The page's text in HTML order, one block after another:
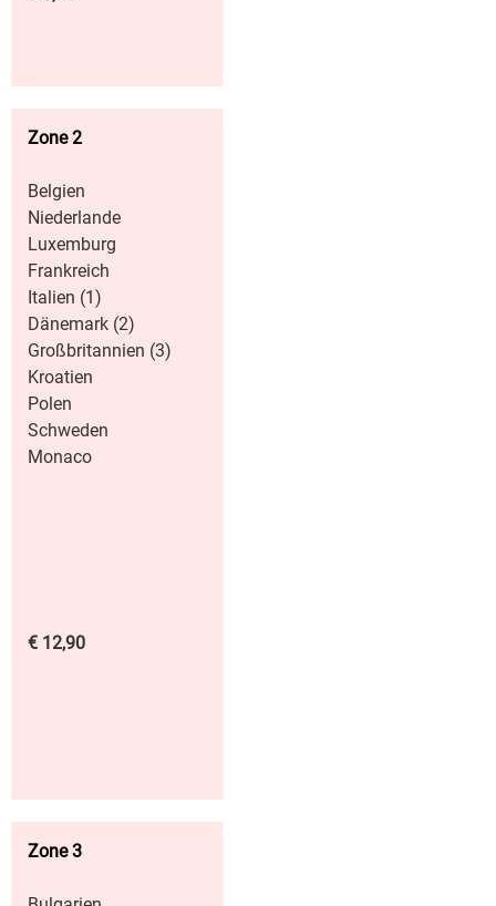
Zone 2
Belgien
Niederlande
Luxemburg
Frankreich
Italien (1)
Dänemark (2)
Großbritannien (3)
Kroatien
Polen
Schweden
Monaco
€ 12,90
Zone 3